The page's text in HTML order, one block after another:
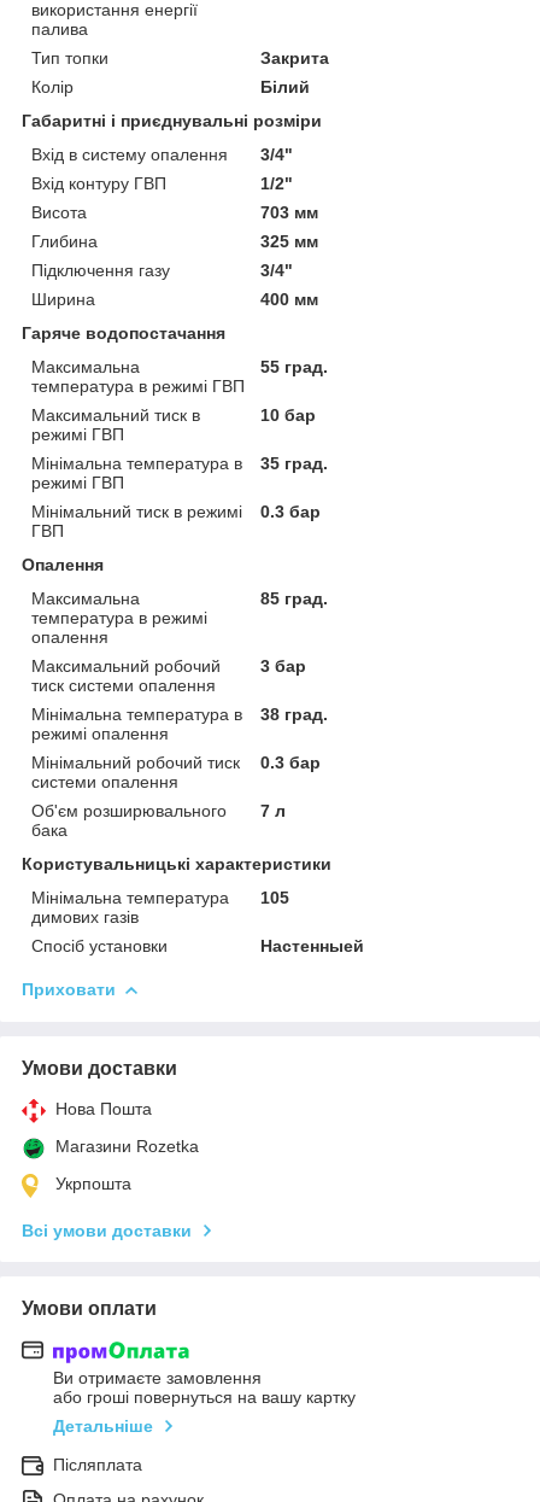
використання енергії
палива
Тип топки
Закрита
Колір
Білий
Габаритні і приєднувальні розміри
Вхід в систему опалення
3/4"
Вхід контуру ГВП
1/2"
Висота
703 мм
Глибина
325 мм
Підключення газу
3/4"
Ширина
400 мм
Гаряче водопостачання
Максимальна
температура в режимі ГВП
55 град.
Максимальний тиск в
режимі ГВП
10 бар
Мінімальна температура в
режимі ГВП
35 град.
Мінімальний тиск в режимі
ГВП
0.3 бар
Опалення
Максимальна
температура в режимі
опалення
85 град.
Максимальний робочий
тиск системи опалення
3 бар
Мінімальна температура в
режимі опалення
38 град.
Мінімальний робочий тиск
системи опалення
0.3 бар
Об'єм розширювального
бака
7 л
Користувальницькі характеристики
Мінімальна температура
димових газів
105
Спосіб установки Настенныей
Приховати
Умови доставки
Нова Пошта
Магазини Rozetka
Укрпошта
Всі умови доставки
Умови оплати
Ви отримаєте замовлення
або гроші повернуться на вашу картку
Детальніше
Післяплата